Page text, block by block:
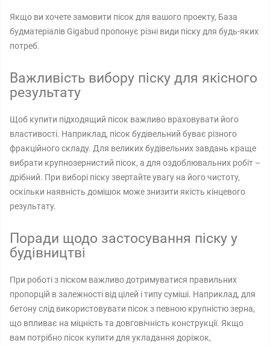
Якщо ви хочете замовити пісок для вашого проекту, База
будматеріалів Gigabud пропонує різні види піску для будь-яких
потреб.
Важливість вибору піску для якісного
результату
Щоб купити підходящий пісок важливо враховувати його
властивості. Наприклад, пісок будівельний буває різного
фракційного складу. Для великих будівельних завдань краще
вибрати крупнозернистий пісок, а для оздоблювальних робіт –
дрібний. При виборі піску звертайте увагу на його чистоту,
оскільки наявність домішок може знизити якість кінцевого
результату.
Поради щодо застосування піску у
будівництві
При роботі з піском важливо дотримуватися правильних
пропорцій в залежності від цілей і типу суміші. Наприклад, для
бетону слід використовувати пісок з певною крупністю зерна,
що впливає на міцність та довговічність конструкції. Якщо
вам потрібно пісок купити для укладання доріжок,